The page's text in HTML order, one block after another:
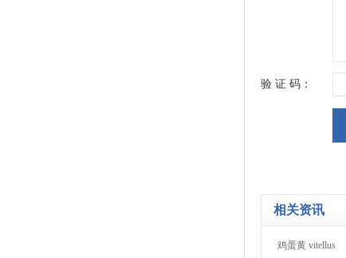
验 证 码：
相关资讯
鸡蛋黄 vitellus